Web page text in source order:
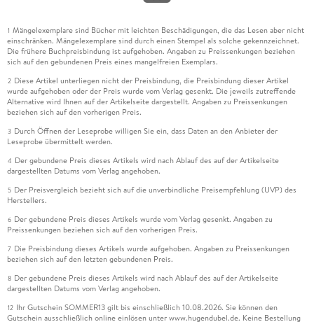
1 Mängelexemplare sind Bücher mit leichten Beschädigungen, die das Lesen aber nicht
einschränken. Mängelexemplare sind durch einen Stempel als solche gekennzeichnet.
Die frühere Buchpreisbindung ist aufgehoben. Angaben zu Preissenkungen beziehen
sich auf den gebundenen Preis eines mangelfreien Exemplars.
2 Diese Artikel unterliegen nicht der Preisbindung, die Preisbindung dieser Artikel
wurde aufgehoben oder der Preis wurde vom Verlag gesenkt. Die jeweils zutreffende
Alternative wird Ihnen auf der Artikelseite dargestellt. Angaben zu Preissenkungen
beziehen sich auf den vorherigen Preis.
3 Durch Öffnen der Leseprobe willigen Sie ein, dass Daten an den Anbieter der
Leseprobe übermittelt werden.
4 Der gebundene Preis dieses Artikels wird nach Ablauf des auf der Artikelseite
dargestellten Datums vom Verlag angehoben.
5 Der Preisvergleich bezieht sich auf die unverbindliche Preisempfehlung (UVP) des
Herstellers.
6 Der gebundene Preis dieses Artikels wurde vom Verlag gesenkt. Angaben zu
Preissenkungen beziehen sich auf den vorherigen Preis.
7 Die Preisbindung dieses Artikels wurde aufgehoben. Angaben zu Preissenkungen
beziehen sich auf den letzten gebundenen Preis.
8 Der gebundene Preis dieses Artikels wird nach Ablauf des auf der Artikelseite
dargestellten Datums vom Verlag angehoben.
12 Ihr Gutschein SOMMER13 gilt bis einschließlich 10.08.2026. Sie können den
Gutschein ausschließlich online einlösen unter www.hugendubel.de. Keine Bestellung